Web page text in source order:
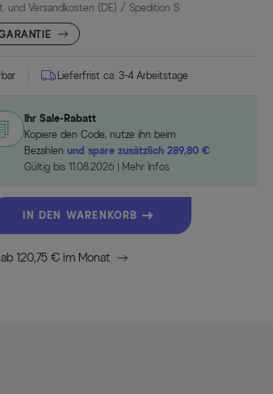
und Versandkosten (DE) / Spedition S
Lieferfrist ca. 3-4 Arbeitstage
Ihr Sale-Rabatt
Kopiere den Code, nutze ihn beim
Bezahlenund spare zusätzlich 289,80 €
Gültig bis 11.08.2026
Mehr Infos
IN DEN WARENKORB
120,75 € im Monat